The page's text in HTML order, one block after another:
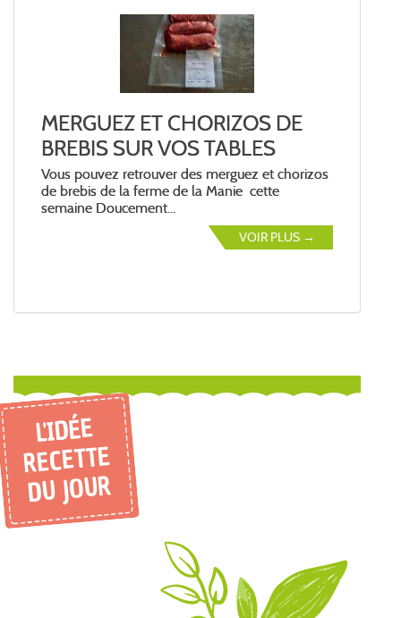
MERGUEZ ET CHORIZOS DE
BREBIS SUR VOS TABLES
Vous pouvez retrouver des merguez et chorizos
de brebis de la ferme de la Manie cette
semaine Doucement...
VOIR PLUS →
L'IDÉE
RECETTE
DU JOUR